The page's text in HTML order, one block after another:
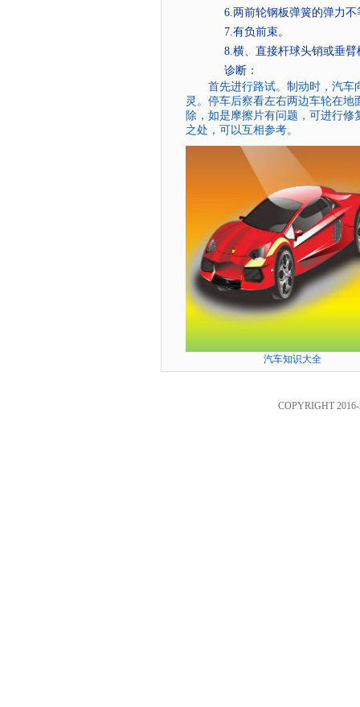
6.两前轮钢板弹簧的弹力不
7.有负前束。
8.横、直接杆球头销或垂臂
诊断：
首先进行路试。制动时，汽车
灵。停车后察看左右两边车轮在
除，如是摩擦片有问题，可进行
之处，可以互相参考。
汽车知识大全
COPYRIGHT